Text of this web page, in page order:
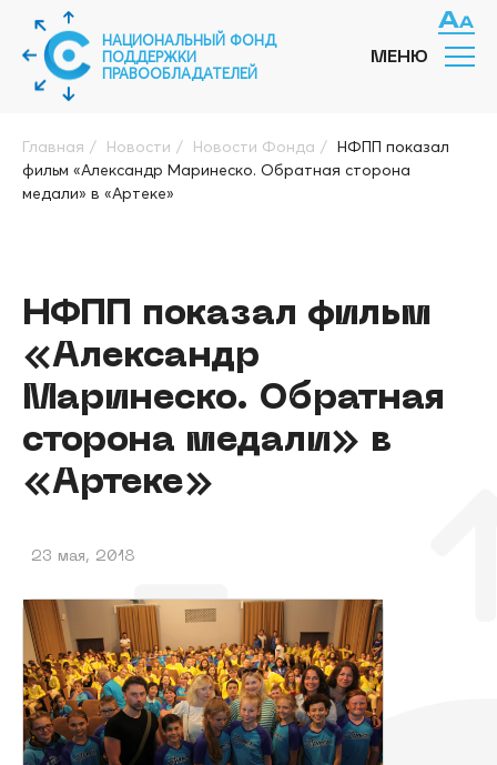
НАЦИОНАЛЬНЫЙ ФОНД
ПОДДЕРЖКИ
ПРАВООБЛАДАТЕЛЕЙ
МЕНЮ
Главная / Новости / Новости Фонда / НФПП показал
фильм «Александр Маринеско. Обратная сторона
медали» в «Артеке»
НФПП показал фильм
«Александр
Маринеско. Обратная
сторона медали» в
«Артеке»
23 мая, 2018